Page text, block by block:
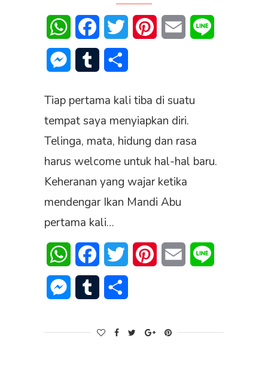
WhatsAppFacebookTwitter PinterestEmail
Messenger
Tumblr
Tiap pertama kali tiba di suatu
tempat saya menyiapkan diri.
Telinga, mata, hidung dan rasa
harus welcome untuk hal-hal baru.
Keheranan yang wajar ketika
mendengar Ikan Mandi Abu
pertama kali…
WhatsAppFacebookTwitter PinterestEmail
Messenger
Tumblr